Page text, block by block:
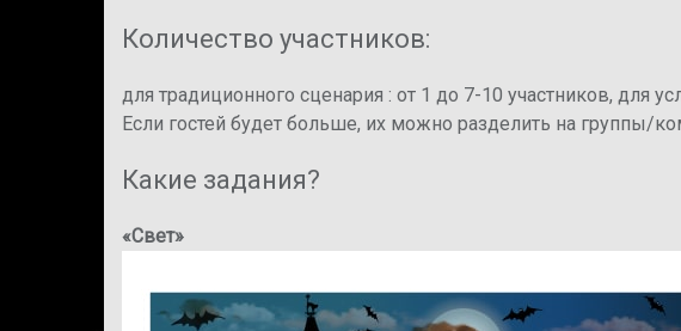
Количество участников:
для традиционного сценария : от 1 до 7-10 участников, для
Если гостей будет больше, их можно разделить на группы/
Какие задания?
«Свет»